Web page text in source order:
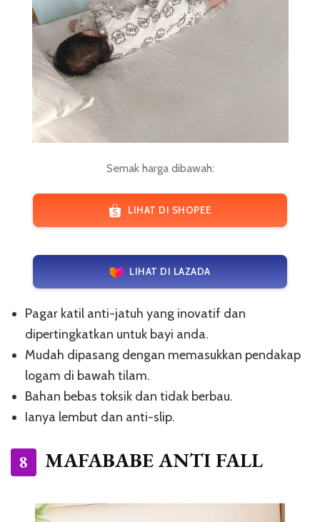
Semak harga dibawah:
LIHAT DI SHOPEE
LIHAT DI LAZADA
Pagar katil anti-jatuh yang inovatif dan
dipertingkatkan untuk bayi anda.
Mudah dipasang dengan memasukkan pendakap
logam di bawah tilam.
Bahan bebas toksik dan tidak berbau.
Ianya lembut dan anti-slip.
8 MAFABABE ANTI FALL